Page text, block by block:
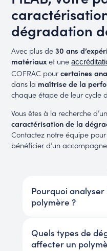
dégradation
Avec plus de30 ans
matériauxet une
COFRAC pourcertaines
dans la maîtrise de la
chaque étape de leur cycle
Vous êtes à la recherche d’un
caractérisation de la
Contactez notre équipe
bénéficier d’un
Pourquoi
polymère ?
Quels types de
affecter un